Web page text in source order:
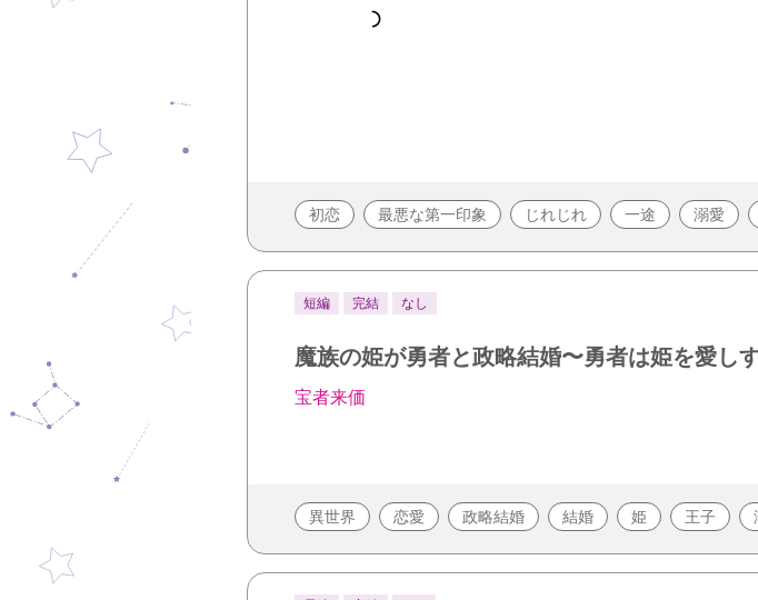
初恋 最悪な第一印象 じれじれ 一途 溺愛
短編 完結 なし
魔族の姫が勇者と政略結婚〜勇者は姫を愛し
宝者来価
異世界 恋愛 政略結婚 結婚 姫 王子